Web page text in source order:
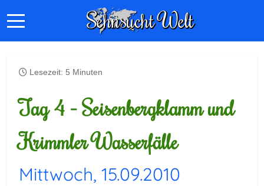
Lesezeit: 5 Minuten
Tag 4 - Seisenbergklamm und
Krimmler Wasserfälle
Mittwoch, 15.09.2010